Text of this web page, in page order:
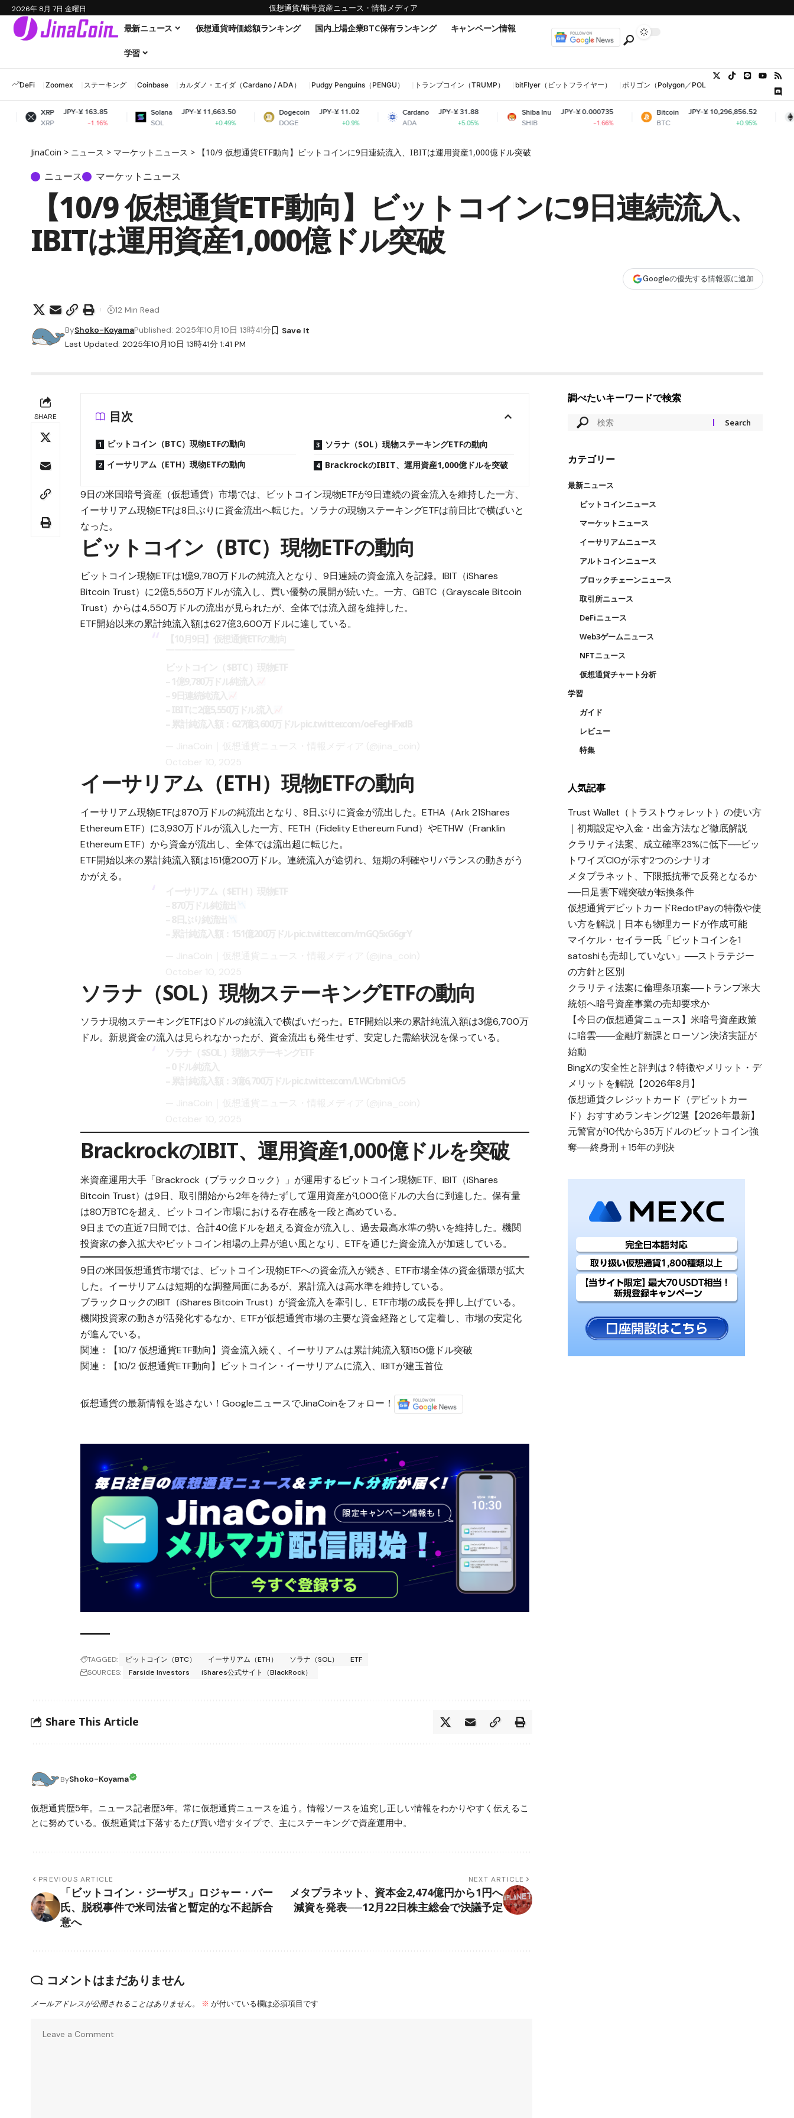
2026年 8月 7日 金曜日 仮想通貨/暗号資産ニュース・情報メディア
最新ニュース 仮想通貨時価総額ランキング 国内上場企業BTC保有ランキング キャンペーン情報
学習
DeFi Zoomex ステーキング Coinbase カルダノ・エイダ（Cardano / ADA） Pudgy Penguins（PENGU） トランプコイン（TRUMP） bitFlyer（ビットフライヤー） ポリゴン（Polygon／POL、MATIC）
JPY-¥ 163.85
-1.16%
Solana
SOL
JPY-¥ 11,663.50
Dogecoin
DOGE
JPY-¥ 11.02
+0.9%
Cardano
ADA
JPY-¥ 31.88
+5.05%
Shiba Inu
SHIB
JPY-¥ 0.000735
Bitcoin
BTC
JPY-¥ 10,296,856.52
Ethereum
ETH
JinaCoin > ニュース > マーケットニュース > 【10/9 仮想通貨ETF動向】ビットコインに9日連続流入、IBITは運用資産1,000億ドル突破
ニュース マーケットニュース
【10/9 仮想通貨ETF動向】ビットコインに9日連続流入、
IBITは運用資産1,000億ドル突破
Googleの優先する情報源に追加
Last Updated: 2025年10月10日 13時41分 1:41 PM
ByShoko-KoyamaPublished: 2025年10月10日 13時41分
12 Min Read
SHARE 目次
ビットコイン（BTC）現物ETFの動向
イーサリアム（ETH）現物ETFの動向
ソラナ（SOL）現物ステーキングETFの動向
BrackrockのIBIT、運用資産1,000億ドルを突破
9日の米国暗号資産（仮想通貨）市場では、ビットコイン現物ETFが9日連続の資金流入を維持した一方、
イーサリアム現物ETFは8日ぶりに資金流出へ転じた。ソラナの現物ステーキングETFは前日比で横ばいと
なった。
ビットコイン（BTC）現物ETFの動向
ビットコイン現物ETFは1億9,780万ドルの純流入となり、9日連続の資金流入を記録。IBIT（iShares
Bitcoin Trust）に2億5,550万ドルが流入し、買い優勢の展開が続いた。一方、GBTC（Grayscale Bitcoin
Trust）からは4,550万ドルの流出が見られたが、全体では流入超を維持した。
ETF開始以来の累計純流入額は627億3,600万ドルに達している。
イーサリアム（ETH）現物ETFの動向
イーサリアム現物ETFは870万ドルの純流出となり、8日ぶりに資金が流出した。ETHA（Ark 21Shares
Ethereum ETF）に3,930万ドルが流入した一方、FETH（Fidelity Ethereum Fund）やETHW（Franklin
Ethereum ETF）から資金が流出し、全体では流出超に転じた。
ETF開始以来の累計純流入額は151億200万ドル。連続流入が途切れ、短期の利確やリバランスの動きがう
かがえる。
ソラナ（SOL）現物ステーキングETFの動向
ソラナ現物ステーキングETFは0ドルの純流入で横ばいだった。ETF開始以来の累計純流入額は3億6,700万
ドル。新規資金の流入は見られなかったが、資金流出も発生せず、安定した需給状況を保っている。
BrackrockのIBIT、運用資産1,000億ドルを突破
米資産運用大手「Brackrock（ブラックロック）」が運用するビットコイン現物ETF、IBIT（iShares
Bitcoin Trust）は9日、取引開始から2年を待たずして運用資産が1,000億ドルの大台に到達した。保有量
は80万BTCを超え、ビットコイン市場における存在感を一段と高めている。
9日までの直近7日間では、合計40億ドルを超える資金が流入し、過去最高水準の勢いを維持した。機関
投資家の参入拡大やビットコイン相場の上昇が追い風となり、ETFを通じた資金流入が加速している。
9日の米国仮想通貨市場では、ビットコイン現物ETFへの資金流入が続き、ETF市場全体の資金循環が拡大
した。イーサリアムは短期的な調整局面にあるが、累計流入は高水準を維持している。
ブラックロックのIBIT（iShares Bitcoin Trust）が資金流入を牽引し、ETF市場の成長を押し上げている。
機関投資家の動きが活発化するなか、ETFが仮想通貨市場の主要な資金経路として定着し、市場の安定化
が進んでいる。
関連：
【10/7 仮想通貨ETF動向】資金流入続く、イーサリアムは累計純流入額150億ドル突破
関連：
【10/2 仮想通貨ETF動向】ビットコイン・イーサリアムに流入、IBITが建玉首位
仮想通貨の最新情報を逃さない！GoogleニュースでJinaCoinをフォロー！
TAGGED: ビットコイン（BTC） イーサリアム（ETH） ソラナ（SOL）
ETF
SOURCES:
Farside Investors iShares公式サイト（BlackRock）
Share This Article
ByShoko-Koyama
仮想通貨歴5年。ニュース記者歴3年。常に仮想通貨ニュースを追う。情報ソースを追究し正しい情報をわかりやすく伝えるこ
とに努めている。仮想通貨は下落するたび買い増すタイプで、主にステーキングで資産運用中。
PREVIOUS ARTICLE
「ビットコイン・ジーザス」ロジャー・バー
氏、脱税事件で米司法省と暫定的な不起訴合
意へ
NEXT ARTICLE
メタプラネット、資本金2,474億円から1円へ
減資を発表──12月22日株主総会で決議予定
コメントはまだありません
メールアドレスが公開されることはありません。 ※ が付いている欄は必須項目です
調べたいキーワードで検索
カテゴリー
最新ニュース
ビットコインニュース
マーケットニュース
イーサリアムニュース
アルトコインニュース
ブロックチェーンニュース
取引所ニュース
DeFiニュース
Web3ゲームニュース
NFTニュース
仮想通貨チャート分析
学習
ガイド
レビュー
特集
人気記事
Trust Wallet（トラストウォレット）の使い方
｜初期設定や入金・出金方法など徹底解説
クラリティ法案、成立確率23%に低下──ビッ
トワイズCIOが示す2つのシナリオ
メタプラネット、下限抵抗帯で反発となるか
──日足雲下端突破が転換条件
仮想通貨デビットカードRedotPayの特徴や使
い方を解説｜日本も物理カードが作成可能
マイケル・セイラー氏「ビットコインを1
satoshiも売却していない」──ストラテジー
の方針と区別
クラリティ法案に倫理条項案──トランプ米大
統領へ暗号資産事業の売却要求か
【今日の仮想通貨ニュース】米暗号資産政策
に暗雲――金融庁新課とローソン決済実証が
始動
BingXの安全性と評判は？特徴やメリット・デ
メリットを解説【2026年8月】
仮想通貨クレジットカード（デビットカー
ド）おすすめランキング12選【2026年最新】
元警官が10代から35万ドルのビットコイン強
奪──終身刑＋15年の判決